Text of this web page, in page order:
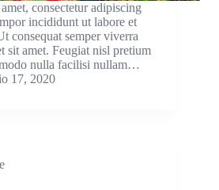
consectetur adipiscing
incididunt ut labore et
consequat semper viverra
sit amet. Feugiat nisl pretium
nulla facilisi nullam…
17, 2020